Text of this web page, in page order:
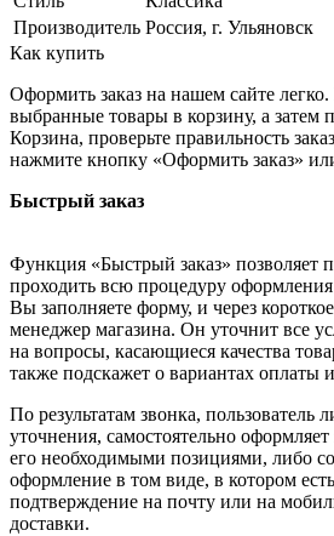
Производитель Россия, г. Ульяновск
Как купить
Оформить заказ на нашем сайте легко.
выбранные товары в корзину, а затем
Корзина, проверьте правильность
нажмите кнопку «Оформить заказ»
Быстрый заказ
Функция «Быстрый заказ» позволяет
проходить всю процедуру оформления
Вы заполняете форму, и через
менеджер магазина. Он уточнит все
на вопросы, касающиеся качества
также подскажет о вариантах оплаты
По результатам звонка, пользователь
уточнения, самостоятельно оформляет
его необходимыми позициями, либо
оформление в том виде, в котором
подтверждение на почту или на
доставки.